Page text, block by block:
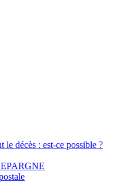
le décès : est-ce possible ?